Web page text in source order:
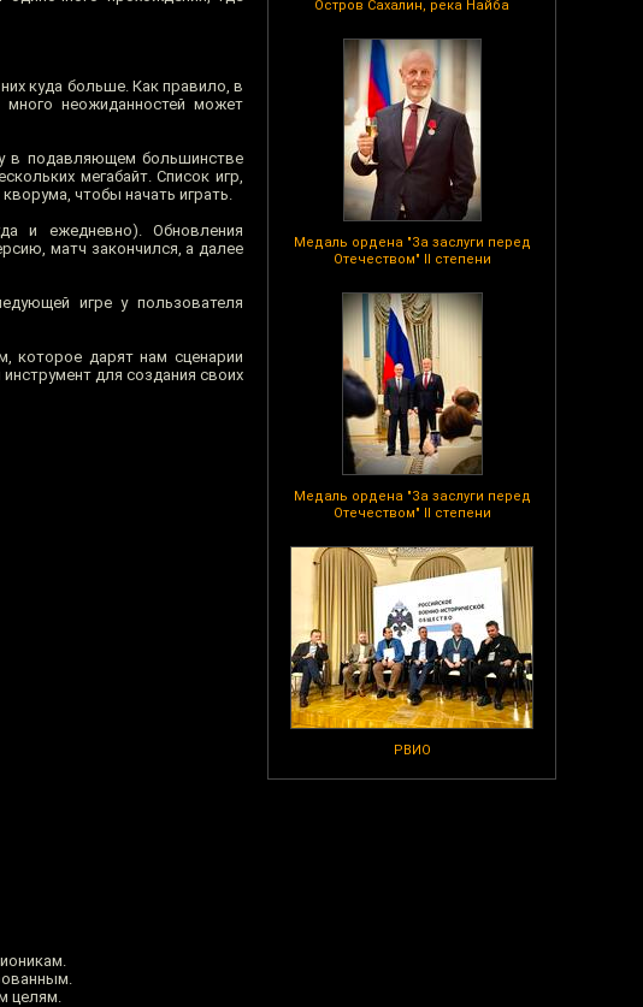
Остров Сахалин, река Найба
Медаль ордена "За заслуги перед
Отечеством" II степени
Медаль ордена "За заслуги перед
Отечеством" II степени
РВИО
куда больше. Как правило, в
неожиданностей может
в подавляющем большинстве
мегабайт. Список игр,
чтобы начать играть.
и ежедневно). Обновления
матч закончился, а далее
игре у пользователя
которое дарят нам сценарии
для создания своих
целям.